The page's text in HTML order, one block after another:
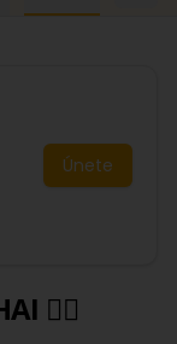
Únete
🙂‍↔️